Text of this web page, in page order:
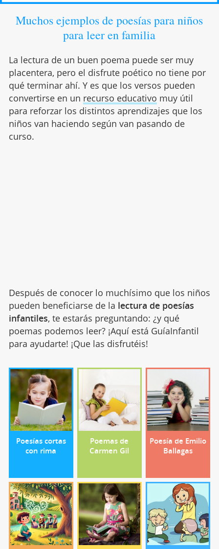
Muchos ejemplos de poesías para niños
para leer en familia
La lectura de un buen poema puede ser muy
placentera, pero el disfrute poético no tiene por
qué terminar ahí. Y es que los versos pueden
convertirse en un recurso educativo muy útil
para reforzar los distintos aprendizajes que los
niños van haciendo según van pasando de
curso.
Después de conocer lo muchísimo que los niños
pueden beneficiarse de la lectura de poesías
infantiles, te estarás preguntando: ¿y qué
poemas podemos leer? ¡Aquí está GuíaInfantil
para ayudarte! ¡Que las disfrutéis!
Poesías cortas
con rima
Poemas de
Carmen Gil
Poesía de Emilio
Ballagas